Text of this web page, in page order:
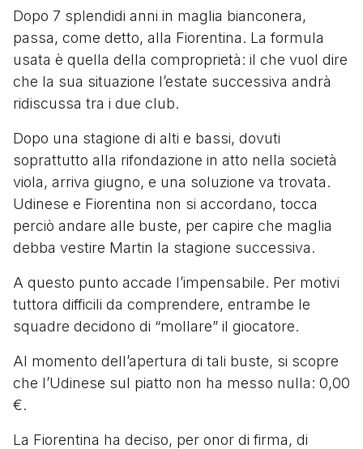
Dopo 7 splendidi anni in maglia bianconera,
passa, come detto, alla Fiorentina. La formula
usata è quella della comproprietà: il che vuol dire
che la sua situazione l’estate successiva andrà
ridiscussa tra i due club.
Dopo una stagione di alti e bassi, dovuti
soprattutto alla rifondazione in atto nella società
viola, arriva giugno, e una soluzione va trovata.
Udinese e Fiorentina non si accordano, tocca
perciò andare alle buste, per capire che maglia
debba vestire Martin la stagione successiva.
A questo punto accade l’impensabile. Per motivi
tuttora difficili da comprendere, entrambe le
squadre decidono di “mollare” il giocatore.
Al momento dell’apertura di tali buste, si scopre
che l’Udinese sul piatto non ha messo nulla: 0,00
€.
La Fiorentina ha deciso, per onor di firma, di